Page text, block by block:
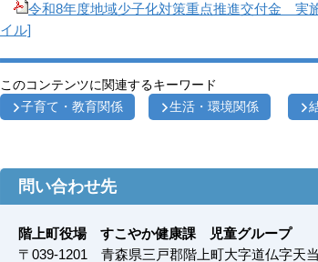
令和8年度地域少子化対策重点推進交付金 実
イル]
このコンテンツに関連するキーワード
子育て・教育関係
生活・環境関係
問い合わせ先
階上町役場 すこやか健康課 児童グループ
〒 039-1201
青森県三戸郡階上町大字道仏字天